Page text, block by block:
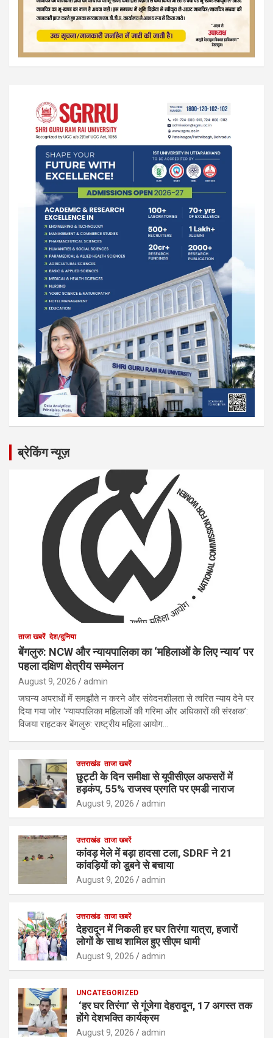
ब्रेकिंग न्यूज़
ताजा खबरें देश/दुनिया
बेंगलुरु: NCW और न्यायपालिका का ‘महिलाओं के लिए न्याय’ पर
पहला दक्षिण क्षेत्रीय सम्मेलन
August 9, 2026 admin
जघन्य अपराधों में समझौते न करने और संवेदनशीलता से त्वरित न्याय देने पर
दिया गया जोर ‘न्यायपालिका महिलाओं की गरिमा और अधिकारों की संरक्षक’:
विजया राहटकर बेंगलुरु: राष्ट्रीय महिला आयोग…
उत्तराखंड ताजा खबरें
छुट्टी के दिन समीक्षा से यूपीसीएल अफसरों में
हड़कंप, 55% राजस्व प्रगति पर एमडी नाराज
August 9, 2026 admin
उत्तराखंड ताजा खबरें
कांवड़ मेले में बड़ा हादसा टला, SDRF ने 21
कांवड़ियों को डूबने से बचाया
August 9, 2026 admin
उत्तराखंड ताजा खबरें
देहरादून में निकली हर घर तिरंगा यात्रा, हजारों
लोगों के साथ शामिल हुए सीएम धामी
August 9, 2026 admin
UNCATEGORIZED
‘हर घर तिरंगा’ से गूंजेगा देहरादून, 17 अगस्त तक
होंगे देशभक्ति कार्यक्रम
August 9, 2026 admin